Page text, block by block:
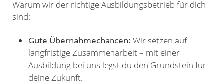
Warum wir der richtige Ausbildungsbetrieb für dich
sind:
Gute Übernahmechancen: Wir setzen auf
langfristige Zusammenarbeit – mit einer
Ausbildung bei uns legst du den Grundstein für
deine Zukunft.